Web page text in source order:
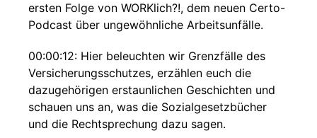
ersten Folge von WORKlich?!, dem neuen Certo-
Podcast über ungewöhnliche Arbeitsunfälle.
00:00:12: Hier beleuchten wir Grenzfälle des
Versicherungsschutzes, erzählen euch die
dazugehörigen erstaunlichen Geschichten und
schauen uns an, was die Sozialgesetzbücher
und die Rechtsprechung dazu sagen.